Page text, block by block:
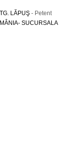
LĂPUŞ - Petent
SUCURSALA